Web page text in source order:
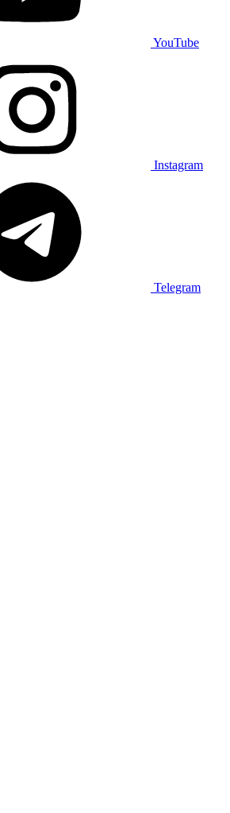
YouTube
Instagram
Telegram